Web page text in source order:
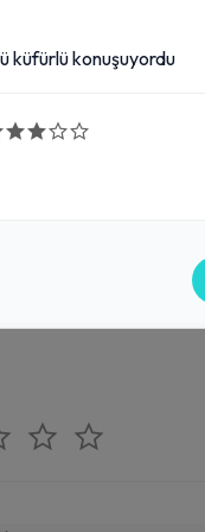
küfürlü konuşuyordu